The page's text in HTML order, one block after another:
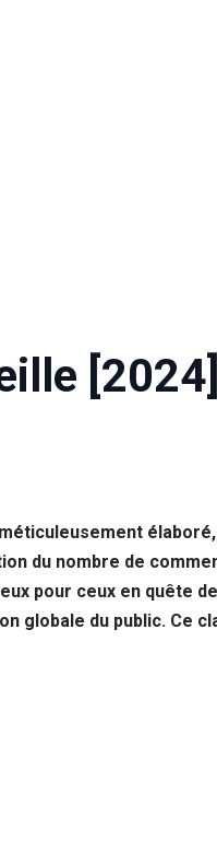
[2024]
du nombre de
pour ceux en quête
globale du public. Ce